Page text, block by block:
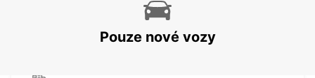
Pouze nové vozy